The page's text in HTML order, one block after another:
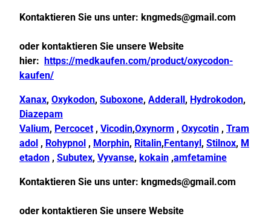
Kontaktieren Sie uns unter: kngmeds@gmail.com
oder kontaktieren Sie unsere Website
hier:
https://medkaufen.com/product/oxycodon-
kaufen/
Xanax, Oxykodon, Suboxone, Adderall , Hydrokodon,
Diazepam
Valium, Percocet, Vicodin,Oxynorm , Oxycotin , Tram
adol , Rohypnol , Morphin, Ritalin, Fentanyl , Stilnox, M
etadon , Subutex, Vyvanse, kokain ,amfetamine
Kontaktieren Sie uns unter: kngmeds@gmail.com
oder kontaktieren Sie unsere Website